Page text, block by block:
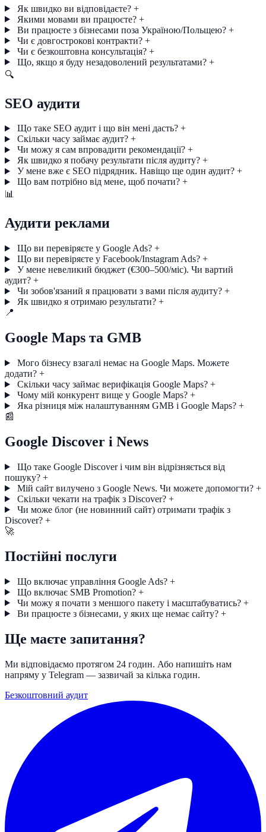
Як швидко ви відповідаєте? +
Якими мовами ви працюєте? +
Ви працюєте з бізнесами поза Україною/Польщею? +
Чи є довгострокові контракти? +
Чи є безкоштовна консультація? +
Що, якщо я буду незадоволений результатами? +
🔍
SEO аудити
Що таке SEO аудит і що він мені дасть? +
Скільки часу займає аудит? +
Чи можу я сам впровадити рекомендації? +
Як швидко я побачу результати після аудиту? +
У мене вже є SEO підрядник. Навіщо ще один аудит? +
Що вам потрібно від мене, щоб почати? +
📊
Аудити реклами
Що ви перевіряєте у Google Ads? +
Що ви перевіряєте у Facebook/Instagram Ads? +
У мене невеликий бюджет (€300–500/міс). Чи вартий
аудит? +
Чи зобов'язаний я працювати з вами після аудиту? +
Як швидко я отримаю результати? +
📍
Google Maps та GMB
Мого бізнесу взагалі немає на Google Maps. Можете
додати? +
Скільки часу займає верифікація Google Maps? +
Чому мій конкурент вище у Google Maps? +
Яка різниця між налаштуванням GMB і Google Maps? +
📰
Google Discover і News
Що таке Google Discover і чим він відрізняється від
пошуку? +
Мій сайт вилучено з Google News. Чи можете допомогти? +
Скільки чекати на трафік з Discover? +
Чи може блог (не новинний сайт) отримати трафік з
Discover? +
🚀
Постійні послуги
Що включає управління Google Ads? +
Що включає SMB Promotion? +
Чи можу я почати з меншого пакету і масштабуватись? +
Ви працюєте з бізнесами, у яких ще немає сайту? +
Ще маєте запитання?
Ми відповідаємо протягом 24 годин. Або напишіть нам
напряму у Telegram — зазвичай за кілька годин.
Безкоштовний аудит